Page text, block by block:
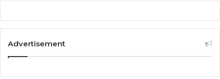
Advertisement